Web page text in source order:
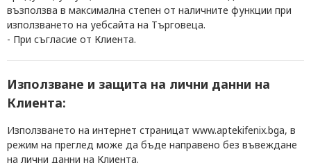
възползва в максимална степен от наличните функции при
използването на уебсайта на Търговеца.
- При съгласие от Клиента.
Използване и защита на лични данни на
Клиента:
Използването на интернет страницат www.aptekifenix.bgа, в
режим на преглед може да бъде направено без въвеждане
на лични данни на Клиента.